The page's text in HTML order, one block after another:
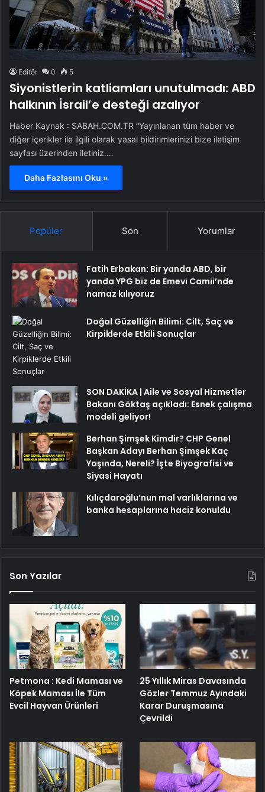
Editör 0 5
Siyonistlerin katliamları unutulmadı: ABD
halkının İsrail’e desteği azalıyor
Haber Kaynak : SABAH.COM.TR “Yayınlanan tüm haber ve
diğer içerikler ile ilgili olarak yasal bildirimlerinizi bize iletişim
sayfası üzerinden iletiniz.…
Daha Fazlasını Oku »
Popüler Son Yorumlar
Fatih Erbakan: Bir yanda ABD, bir
yanda YPG biz de Emevi Camii’nde
namaz kılıyoruz
Doğal Güzelliğin Bilimi: Cilt, Saç ve
Kirpiklerde Etkili Sonuçlar
SON DAKİKA | Aile ve Sosyal Hizmetler
Bakanı Göktaş açıkladı: Esnek çalışma
modeli geliyor!
Berhan Şimşek Kimdir? CHP Genel
Başkan Adayı Berhan Şimşek Kaç
Yaşında, Nereli? İşte Biyografisi ve
Siyasi Hayatı
Kılıçdaroğlu’nun mal varlıklarına ve
banka hesaplarına haciz konuldu
Son Yazılar
Petmona : Kedi Maması ve
Köpek Maması İle Tüm
Evcil Hayvan Ürünleri
25 Yıllık Miras Davasında
Gözler Temmuz Ayındaki
Karar Duruşmasına
Çevrildi